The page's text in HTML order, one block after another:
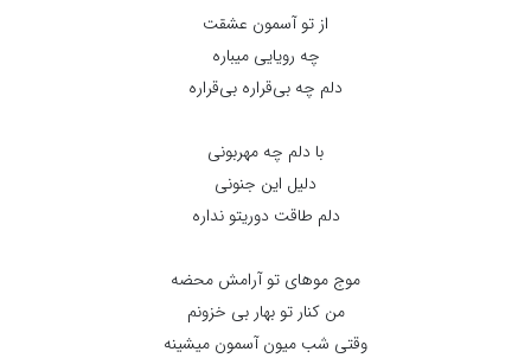
از تو آسمون عشقت
چه رویایی میباره
دلم چه بی‌قراره بی‌قراره
با دلم چه مهربونی
دلیل این جنونی
دلم طاقت دوریتو نداره
موج موهای تو آرامش محضه
من کنار تو بهار بی خزونم
وقتی شب میون آسمون میشینه